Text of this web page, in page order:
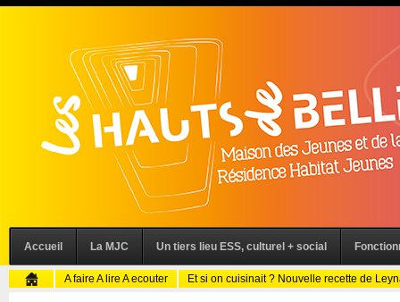
Accueil La MJC Un tiers lieu ESS, culturel + social
A faire A lire A ecouter Et si on cuisinait ? Nouvelle recette de